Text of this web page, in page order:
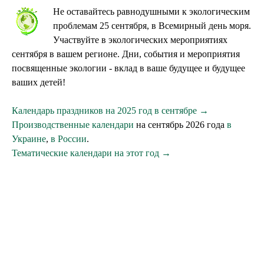
Не оставайтесь равнодушными к экологическим
проблемам 25 сентября, в Всемирный день моря.
Участвуйте в экологических мероприятиях
сентября в вашем регионе. Дни, события и мероприятия
посвященные экологии - вклад в ваше будущее и будущее
ваших детей!
Календарь праздников на 2025 год в сентябре →
Производственные календари на сентябрь 2026 года в
Украине, в России.
Тематические календари на этот год →